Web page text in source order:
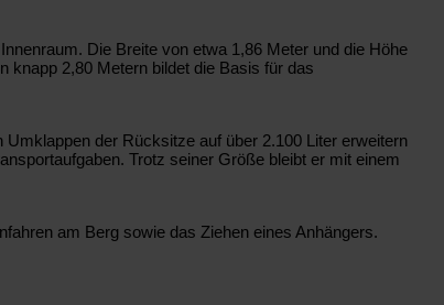
Die Breite von etwa 1,86 Meter und die Höhe
knapp 2,80 Metern bildet die Basis für das
der Rücksitze auf über 2.100 Liter erweitern
Trotz seiner Größe bleibt er mit einem
am Berg sowie das Ziehen eines Anhängers.